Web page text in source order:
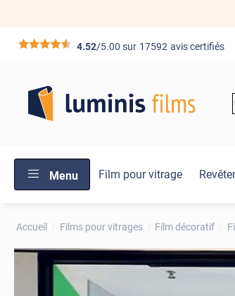
*****4.52/5.00 sur 17592 avis certifiés
Menu Film pour vitrage
Accueil Films pour vitrages Film décoratif